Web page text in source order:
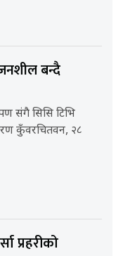
बन्दै
संगै सिसि टिभि
कुँवरचितवन, २८
प्रहरीको